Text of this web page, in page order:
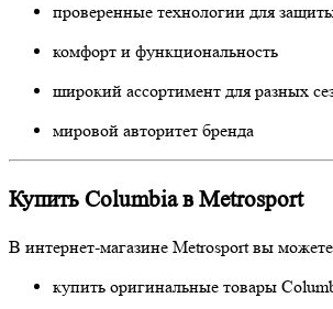
проверенные технологии для
комфорт и функциональность
широкий ассортимент для разных
мировой авторитет бренда
Купить Columbia в Metrosport
В интернет-магазине Metrosport вы
купить оригинальные товары